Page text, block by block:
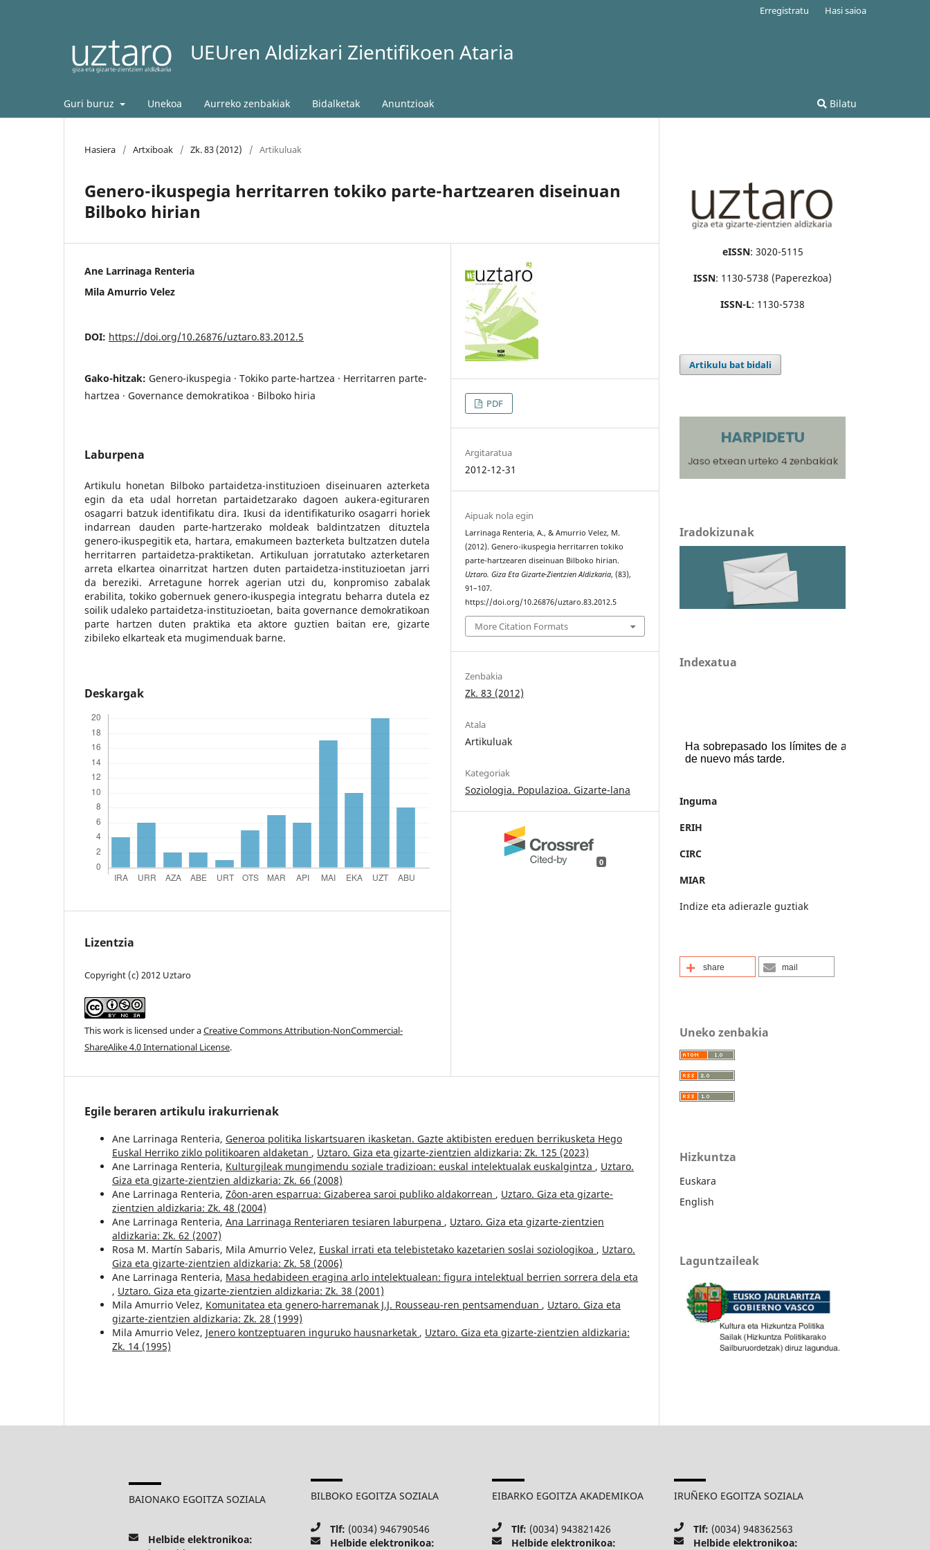
UEUren Aldizkari Zientifikoen Ataria
Guri buruz Unekoa Aurreko zenbakiak Bidalketak Anuntzioak Bilatu
Erregistratu Hasi saioa
Hasiera / Artxiboak / Zk. 83 (2012) / Artikuluak
Genero-ikuspegia herritarren tokiko parte-hartzearen diseinuan
Bilboko hirian
Ane Larrinaga Renteria
Mila Amurrio Velez
DOI: https://doi.org/10.26876/uztaro.83.2012.5
Gako-hitzak: Genero-ikuspegia · Tokiko parte-hartzea · Herritarren parte-
hartzea · Governance demokratikoa · Bilboko hiria
Laburpena
Artikulu honetan Bilboko partaidetza-instituzioen diseinuaren azterketa
egin da eta udal horretan partaidetzarako dagoen aukera-egituraren
osagarri batzuk identifikatu dira. Ikusi da identifikaturiko osagarri horiek
indarrean dauden parte-hartzerako moldeak baldintzatzen dituztela
genero-ikuspegitik eta, hartara, emakumeen bazterketa bultzatzen dutela
herritarren partaidetza-praktiketan. Artikuluan jorratutako azterketaren
arreta elkartea oinarritzat hartzen duten partaidetza-instituzioetan jarri
da bereziki. Arretagune horrek agerian utzi du, konpromiso zabalak
erabilita, tokiko gobernuek genero-ikuspegia integratu beharra dutela ez
soilik udaleko partaidetza-instituzioetan, baita governance demokratikoan
parte hartzen duten praktika eta aktore guztien baitan ere, gizarte
zibileko elkarteak eta mugimenduak barne.
Deskargak
Lizentzia
Copyright (c) 2012 Uztaro
This work is licensed under aCreative Commons Attribution-NonCommercial-
ShareAlike 4.0 International License.
PDF
Argitaratua
2012-12-31
Aipuak nola egin
Larrinaga Renteria, A., & Amurrio Velez, M.
(2012). Genero-ikuspegia herritarren tokiko
parte-hartzearen diseinuan Bilboko hirian.
Uztaro. Giza Eta Gizarte-Zientzien Aldizkaria, (83),
91–107.
https://doi.org/10.26876/uztaro.83.2012.5
More Citation Formats
Zenbakia
Zk. 83 (2012)
Atala
Artikuluak
Kategoriak
Soziologia. Populazioa. Gizarte-lana
0
Egile beraren artikulu irakurrienak
Ane Larrinaga Renteria, Generoa politika liskartsuaren ikasketan. Gazte aktibisten ereduen berrikusketa Hego
Euskal Herriko ziklo politikoaren aldaketan , Uztaro. Giza eta gizarte-zientzien aldizkaria: Zk. 125 (2023)
Ane Larrinaga Renteria, Kulturgileak mungimendu soziale tradizioan: euskal intelektualak euskalgintza , Uztaro.
Giza eta gizarte-zientzien aldizkaria: Zk. 66 (2008)
Ane Larrinaga Renteria, Zôon-aren esparrua: Gizaberea saroi publiko aldakorrean , Uztaro. Giza eta gizarte-
zientzien aldizkaria: Zk. 48 (2004)
Ane Larrinaga Renteria, Ana Larrinaga Renteriaren tesiaren laburpena , Uztaro. Giza eta gizarte-zientzien
aldizkaria: Zk. 62 (2007)
Rosa M. Martín Sabaris, Mila Amurrio Velez, Euskal irrati eta telebistetako kazetarien soslai soziologikoa , Uztaro.
Giza eta gizarte-zientzien aldizkaria: Zk. 58 (2006)
Ane Larrinaga Renteria, Masa hedabideen eragina arlo intelektualean: figura intelektual berrien sorrera dela eta
, Uztaro. Giza eta gizarte-zientzien aldizkaria: Zk. 38 (2001)
Mila Amurrio Velez, Komunitatea eta genero-harremanak J.J. Rousseau-ren pentsamenduan , Uztaro. Giza eta
gizarte-zientzien aldizkaria: Zk. 28 (1999)
Mila Amurrio Velez, Jenero kontzeptuaren inguruko hausnarketak , Uztaro. Giza eta gizarte-zientzien aldizkaria:
Zk. 14 (1995)
eISSN: 3020-5115
ISSN: 1130-5738 (Paperezkoa)
ISSN-L: 1130-5738
Artikulu bat bidali
Iradokizunak
Indexatua
Inguma
ERIH
CIRC
MIAR
Indize eta adierazle guztiak
share mail
Uneko zenbakia
Hizkuntza
Euskara
English
Laguntzaileak
BAIONAKO EGOITZA SOZIALA
Helbide elektronikoa:
BILBOKO EGOITZA SOZIALA
Tlf: (0034) 946790546
Helbide elektronikoa:
EIBARKO EGOITZA AKADEMIKOA
Tlf: (0034) 943821426
Helbide elektronikoa:
IRUÑEKO EGOITZA SOZIALA
Tlf: (0034) 948362563
Helbide elektronikoa: